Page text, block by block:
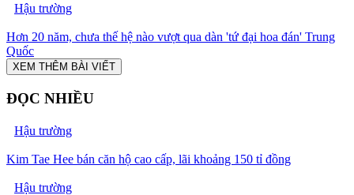
Hậu trường
Hơn 20 năm, chưa thế hệ nào vượt qua dàn 'tứ đại hoa đán' Trung
Quốc
XEM THÊM BÀI VIẾT
ĐỌC NHIỀU
Hậu trường
Kim Tae Hee bán căn hộ cao cấp, lãi khoảng 150 tỉ đồng
Hậu trường